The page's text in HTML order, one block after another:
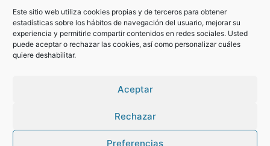
Este sitio web utiliza cookies propias y de terceros para obtener
estadísticas sobre los hábitos de navegación del usuario, mejorar su
experiencia y permitirle compartir contenidos en redes sociales. Usted
puede aceptar o rechazar las cookies, así como personalizar cuáles
quiere deshabilitar.
Aceptar
Rechazar
Preferencias